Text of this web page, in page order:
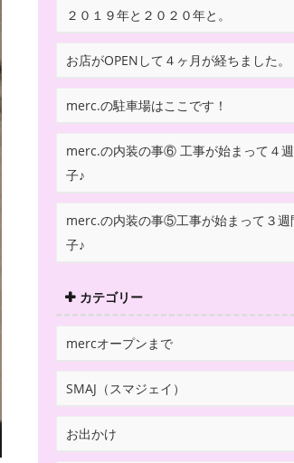
２０１９年と２０２０年と。
お店がOPENして４ヶ月が経ちました。
merc.の駐車場はここです！
merc.の内装の事⑥ 工事が始まって４
子♪
merc.の内装の事⑤工事が始まって３週
子♪
カテゴリー
mercオープンまで
SMAJ（スマジェイ）
お出かけ